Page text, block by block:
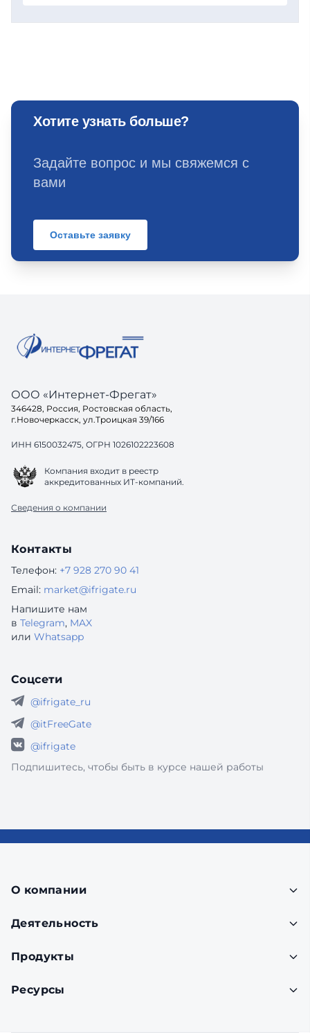
Хотите узнать больше?
Задайте вопрос и мы свяжемся с
вами
Оставьте заявку
ООО «Интернет-Фрегат»
346428, Россия, Ростовская область,
г.Новочеркасск, ул.Троицкая 39/166
ИНН 6150032475, ОГРН 1026102223608
Компания входит в реестр
аккредитованных ИТ-компаний.
Сведения о компании
Контакты
Телефон: +7 928 270 90 41
Email: market@ifrigate.ru
Напишите нам
в Telegram, MAX
или Whatsapp
Соцсети
@ifrigate_ru
@itFreeGate
@ifrigate
Подпишитесь, чтобы быть в курсе нашей работы
О компании
Деятельность
Продукты
Ресурсы